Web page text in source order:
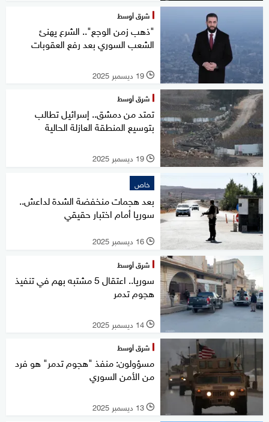
شرق أوسط
"ذهب زمن الوجع".. الشرع يهنئ
الشعب السوري بعد رفع العقوبات
l 19 ديسمبر 2025
شرق أوسط
تمتد من دمشق.. إسرائيل تطالب
بتوسيع المنطقة العازلة الحالية
l 19 ديسمبر 2025
خاص
بعد هجمات منخفضة الشدة لداعش..
سوريا أمام اختبار حقيقي
l 16 ديسمبر 2025
شرق أوسط
سوريا.. اعتقال 5 مشتبه بهم في تنفيذ
هجوم تدمر
l 14 ديسمبر 2025
شرق أوسط
مسؤولون: منفذ "هجوم تدمر" هو فرد
من الأمن السوري
l 13 ديسمبر 2025